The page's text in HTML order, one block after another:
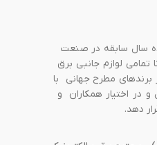
سال سابقه در صنعت
لوازم جانبی برق
برندهای مطرح جهانی با
در اختیار همکاران و
دهد.